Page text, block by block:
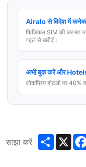
Airalo से विदेश में
फिजिकल SIM की जरूरत
पहले से खरीदें।
अभी बुक करें और
लोकप्रिय होटलों पर 40%
साझा करें ShareX